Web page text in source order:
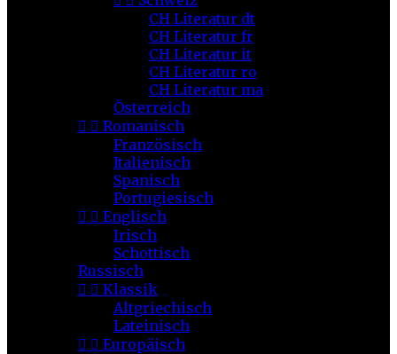
CH Literatur dt
CH Literatur fr
CH Literatur it
CH Literatur ro
CH Literatur ma
Österreich
  Romanisch
Französisch
Italienisch
Spanisch
Portugiesisch
  Englisch
Irisch
Schottisch
Russisch
  Klassik
Altgriechisch
Lateinisch
  Europäisch